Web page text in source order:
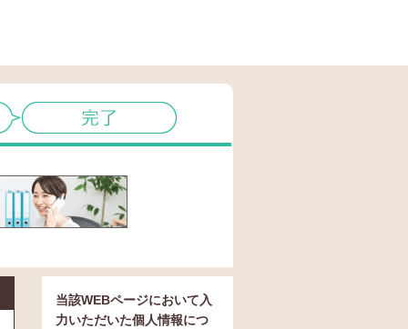
当該WEBページにおいて入
力いただいた個人情報につ